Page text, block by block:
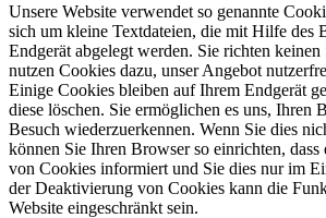
Unsere Website verwendet so genannte
sich um kleine Textdateien, die mit Hilfe des
Endgerät abgelegt werden. Sie richten keinen
nutzen Cookies dazu, unser Angebot
Einige Cookies bleiben auf Ihrem Endgerät
diese löschen. Sie ermöglichen es uns, Ihren
Besuch wiederzuerkennen. Wenn Sie dies
können Sie Ihren Browser so einrichten, dass
von Cookies informiert und Sie dies nur im
der Deaktivierung von Cookies kann die
Website eingeschränkt sein.